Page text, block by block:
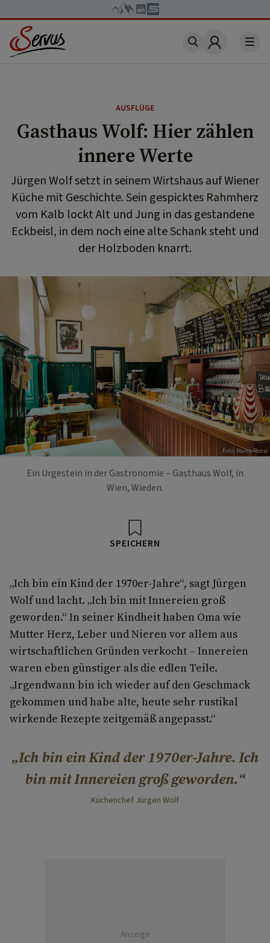
Account
AUSFLÜGE
Gasthaus Wolf: Hier zählen
innere Werte
Jürgen Wolf setzt in seinem Wirtshaus auf Wiener
Küche mit Geschichte. Sein gespicktes Rahmherz
vom Kalb lockt Alt und Jung in das gestandene
Eckbeisl, in dem noch eine alte Schank steht und
der Holzboden knarrt.
Foto: Marco Rossi
Ein Urgestein in der Gastronomie – Gasthaus Wolf, in
Wien, Wieden.
SPEICHERN
„Ich bin ein Kind der 1970er-Jahre“, sagt Jürgen
Wolf und lacht. „Ich bin mit Innereien groß
geworden.“ In seiner Kindheit haben Oma wie
Mutter Herz, Leber und Nieren vor allem aus
wirtschaftlichen Gründen verkocht – Innereien
waren eben günstiger als die edlen Teile.
„Irgendwann bin ich wieder auf den Geschmack
gekommen und habe alte, heute sehr rustikal
wirkende Rezepte zeitgemäß angepasst.“
Ich bin ein Kind der 1970er-Jahre. Ich
bin mit Innereien groß geworden.
Küchenchef Jürgen Wolf
Anzeige